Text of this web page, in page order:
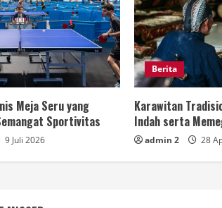
Meja Seru yang
Sportivitas
9 Juli 2026
Berita
Karawitan
Indah serta
admin 2 28